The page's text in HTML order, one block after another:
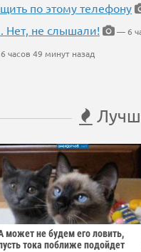
по этому телефону
Нет, не слышали!
— 6
часов 49 минут назад
может не будем его ловить,
тока поближе подойдет